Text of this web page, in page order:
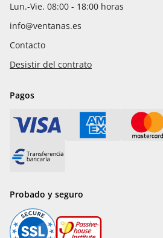
Lun.-Vie. 08:00 - 18:00 horas
info@ventanas.es
Contacto
Desistir del contrato
Pagos
Probado y seguro